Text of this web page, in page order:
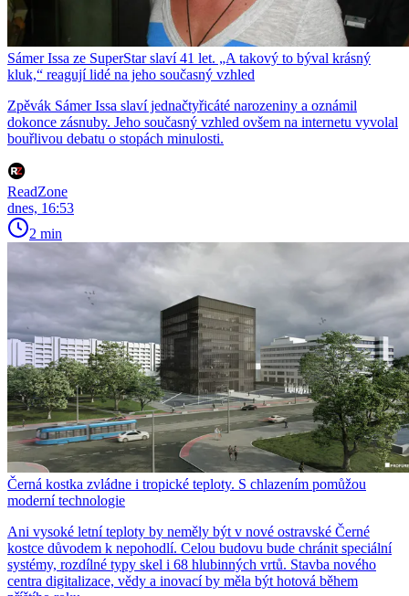
Sámer Issa ze SuperStar slaví 41 let. „A takový to býval krásný
kluk,“ reagují lidé na jeho současný vzhled
Zpěvák Sámer Issa slaví jednačtyřicáté narozeniny a oznámil
dokonce zásnuby. Jeho současný vzhled ovšem na internetu vyvolal
bouřlivou debatu o stopách minulosti.
ReadZone
dnes, 16:53
2 min
Černá kostka zvládne i tropické teploty. S chlazením pomůžou
moderní technologie
Ani vysoké letní teploty by neměly být v nové ostravské Černé
kostce důvodem k nepohodlí. Celou budovu bude chránit speciální
systémy, rozdílné typy skel i 68 hlubinných vrtů. Stavba nového
centra digitalizace, vědy a inovací by měla být hotová během